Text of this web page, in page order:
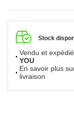
Stock
Vendu et
YOU
En savoir plus
livraison